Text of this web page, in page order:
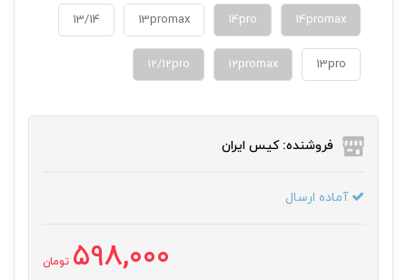
14promax
14pro
13promax
13/14
13pro
12promax
12/12pro
فروشنده: کیس ایران
آماده ارسال
598,000 تومان